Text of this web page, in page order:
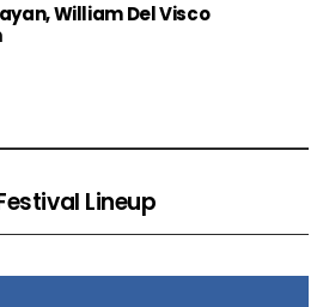
William Del Visco
Lineup